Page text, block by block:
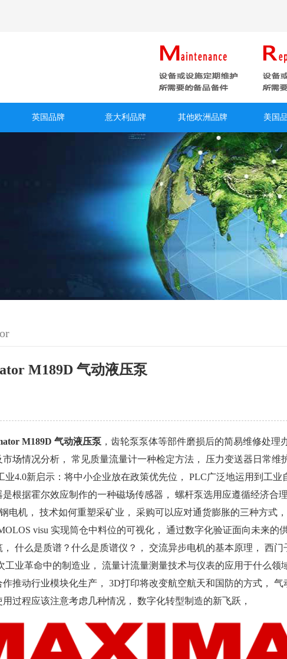
英国品牌 意大利品牌 其他欧洲品牌 美国
M189D 气动液压泵
M189D 气动液压泵 ，齿轮泵泵体等部件磨损后的简易维修处
市场情况分析， 常见质量流量计一种检定方法， 压力变送器日常维
业4.0新启示：将中小企业放在政策优先位， PLC广泛地运用到工业
是根据霍尔效应制作的一种磁场传感器， 螺杆泵选用应遵循经济合
电机， 技术如何重塑采矿业， 采购可以应对通货膨胀的三种方式
visu 实现筒仓中料位的可视化， 通过数字化验证面向未来的
， 什么是质谱？什么是质谱仪？， 交流异步电机的基本原理， 西
工业革命中的制造业， 流量计流量测量技术与仪表的应用于什么
作推动行业模块化生产， 3D打印将改变航空航天和国防的方式，
用过程应该注意考虑几种情况， 数字化转型制造的新飞跃，